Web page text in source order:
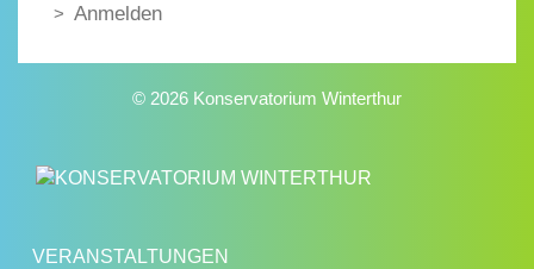
Anmelden
© 2026 Konservatorium Winterthur
VERANSTALTUNGEN